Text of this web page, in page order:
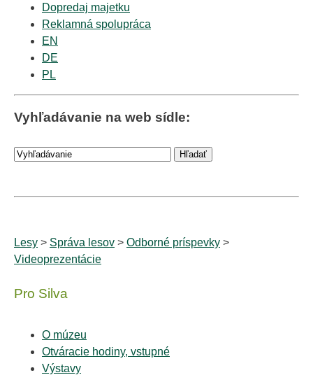
Dopredaj majetku
Reklamná spolupráca
EN
DE
PL
Vyhľadávanie na web sídle:
Lesy > Správa lesov > Odborné príspevky >
Videoprezentácie
Pro Silva
O múzeu
Otváracie hodiny, vstupné
Výstavy